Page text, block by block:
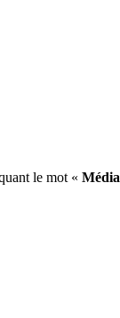
le mot « Média